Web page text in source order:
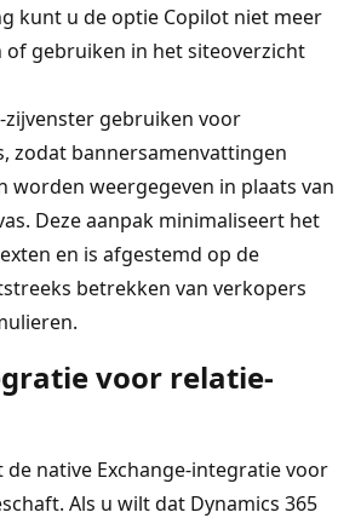
kunt u de optie Copilot niet meer
of gebruiken in het siteoverzicht
gebruiken voor
zodat bannersamenvattingen
worden weergegeven in plaats van
Deze aanpak minimaliseert het
en is afgestemd op de
betrekken van verkopers
voor relatie-
native Exchange-integratie voor
Als u wilt dat Dynamics 365